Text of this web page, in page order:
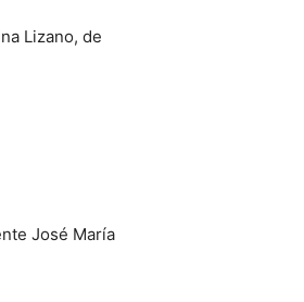
Lizano, de
José María